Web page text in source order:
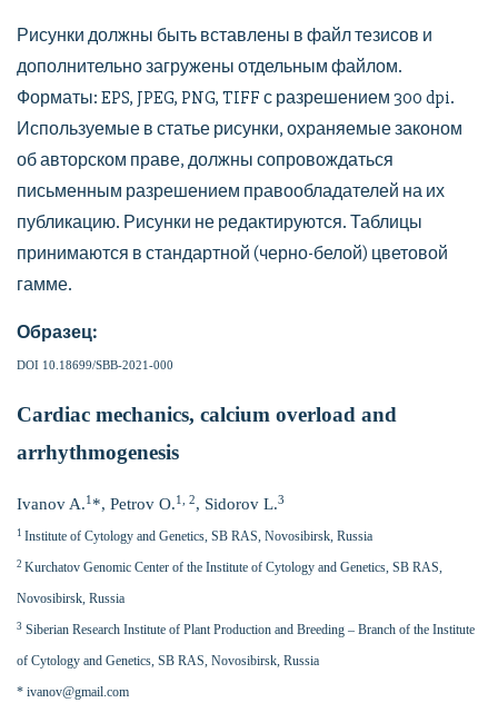
Рисунки должны быть вставлены в файл тезисов и
дополнительно загружены отдельным файлом.
Форматы: EPS, JPEG, PNG, TIFF с разрешением 300 dpi.
Используемые в статье рисунки, охраняемые законом
об авторском праве, должны сопровождаться
письменным разрешением правообладателей на их
публикацию. Рисунки не редактируются. Таблицы
принимаются в стандартной (черно-белой) цветовой
гамме.
Образец:
DOI 10.18699/SBB-2021-000
Cardiac mechanics, calcium overload and
arrhythmogenesis
Ivanov A.1 *, Petrov O.1, 2, Sidorov L.3
1 Institute of Cytology and Genetics, SB RAS, Novosibirsk, Russia
2 Kurchatov Genomic Center of the Institute of Cytology and Genetics, SB RAS,
Novosibirsk, Russia
3 Siberian Research Institute of Plant Production and Breeding – Branch of the Institute
of Cytology and Genetics, SB RAS, Novosibirsk, Russia
* ivanov@gmail.com